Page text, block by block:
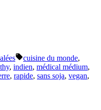
Étiquettes :
cuisine du monde,
, indien, médical médium,
, rapide, sans soja, vegan,